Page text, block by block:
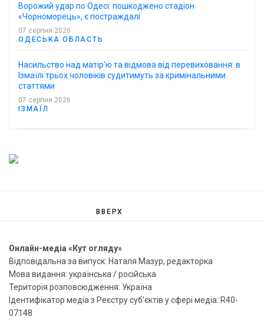
Ворожий удар по Одесі: пошкоджено стадіон
«Чорноморець», є постраждалі
07 серпня 2026
ОДЕСЬКА ОБЛАСТЬ
Насильство над матір'ю та відмова від перевиховання: в
Ізмаїлі трьох чоловіків судитимуть за кримінальними
статтями
07 серпня 2026
ІЗМАЇЛ
ВВЕРХ
Онлайн-медіа «Кут огляду»
Відповідальна за випуск: Наталя Мазур, редакторка
Мова видання: українська / російська
Територія розповсюдження: Україна
Ідентифікатор медіа з Реєстру суб’єктів у сфері медіа: R40-
07148